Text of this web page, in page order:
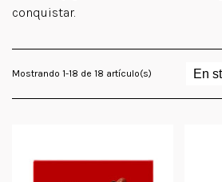
conquistar.
Mostrando 1-18 de 18 artículo(s)